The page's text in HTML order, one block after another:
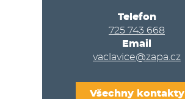
Telefon
725 743 668
Email
vaclavice@zapa.cz
Všechny kontakty